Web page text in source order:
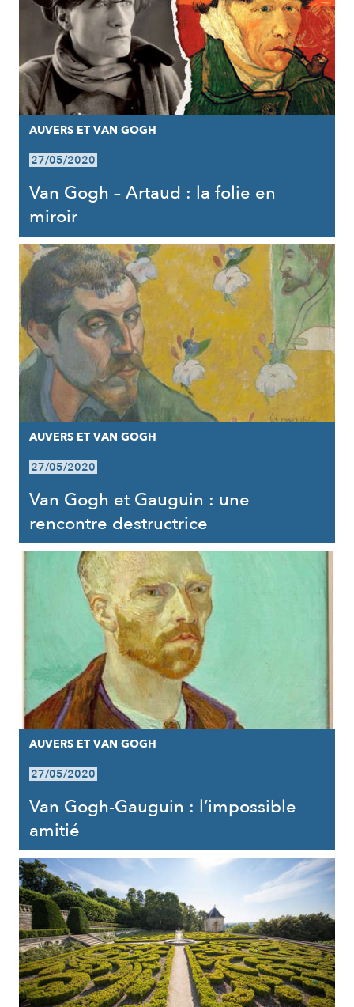
AUVERS ET VAN GOGH
27/05/2020
Van Gogh – Artaud : la folie en
miroir
AUVERS ET VAN GOGH
27/05/2020
Van Gogh et Gauguin : une
rencontre destructrice
AUVERS ET VAN GOGH
27/05/2020
Van Gogh-Gauguin : l’impossible
amitié